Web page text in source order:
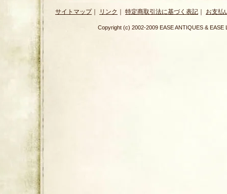
サイトマップ｜ リンク ｜ 特定商取引法に基づく表記 ｜ お支払
Copyright (c) 2002-2009 EASE ANTIQUES &